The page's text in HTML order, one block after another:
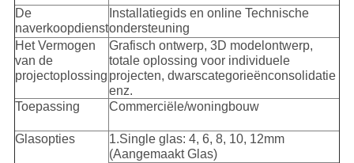
De
naverkoopdienst
Installatiegids en online Technische
ondersteuning
Het Vermogen
van de
projectoplossing
Grafisch ontwerp, 3D modelontwerp,
totale oplossing voor individuele
projecten, dwarscategorieënconsolidatie
enz.
Toepassing
Commerciële/woningbouw
Glasopties
1.Single glas: 4, 6, 8, 10, 12mm
(Aangemaakt Glas)